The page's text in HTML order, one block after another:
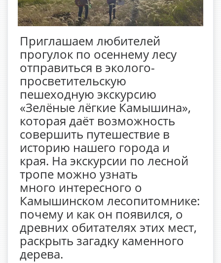
Приглашаем любителей
прогулок по осеннему лесу
отправиться в эколого-
просветительскую
пешеходную экскурсию
«Зелёные лёгкие Камышина»,
которая даёт возможность
совершить путешествие в
историю нашего города и
края. На экскурсии по лесной
тропе можно узнать
много интересного о
Камышинском лесопитомнике:
почему и как он появился, о
древних обитателях этих мест,
раскрыть загадку каменного
дерева.